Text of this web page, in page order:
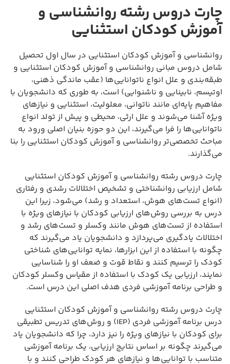
چارت دروس رشته روانشناسی و
آموزش کودکان استثنایی
روانشناسی و آموزش کودکان استثنایی در سال اول تحصیل
شامل دروس مبانی روانشناسی و آموزش کودکان استثنایی و
طبقه‌بندی و علل انواع ناتوانایی‌ها (عقب ماندگی ذهنی،
اوتیسم، نابینایی و ناشنوایی) است، به طوری که دانشجویان با
مفاهیم پایه‌ای مانند ناتوانی، معلولیت، استثنایی و نیازهای
ویژه آشنا می‌شوند و علل ارثی، محیطی و پیش از تولد انواع
ناتوانایی‌ها را فرا می‌گیرند، این دو حوزه بنیان اصلی ورود به
مباحث تخصصی‌تر روانشناسی و آموزش کودکان استثنایی را بنا
می‌گذارند.
چارت دروس رشته روانشناسی و آموزش کودکان استثنایی
شامل ارزیابی روانشناختی و تشخیص اختلالات رشدی و رفتاری
(انواع تست‌های هوش، استعداد و رشد) می‌شود، زیرا این
درس به بررسی روش‌های ارزیابی کودکان با نیازهای ویژه با
استفاده از تست‌های هوش مانند وکسلر و تست‌های رشد و
اختلالات یادگیری می‌پردازد و دانشجویان یاد می‌گیرند که
چگونه با استفاده از این ابزارها، نمایه توانایی‌های شناختی
کودک را ترسیم کنند و نقاط قوت و ضعف او را شناسایی
نمایند، ارزیابی یک کودک با استفاده از مقیاس وکسلر کودکان
و طراحی برنامه آموزشی فردی هدف اصلی این درس است.
چارت دروس رشته روانشناسی و آموزش کودکان استثنایی
درس برنامه آموزشی فردی (IEP) و روش‌های تدریس تطبیقی
برای کودکان با نیازهای ویژه را نیز دارد، چرا که دانشجویان یاد
می‌گیرند چگونه بر اساس نتایج ارزیابی، یک برنامه آموزشی
متناسب با توانایی‌ها و نیازهای هر کودک طراحی کنند و با